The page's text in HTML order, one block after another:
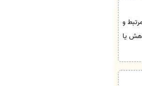
و
یا